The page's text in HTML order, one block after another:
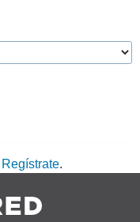
Regístrate.